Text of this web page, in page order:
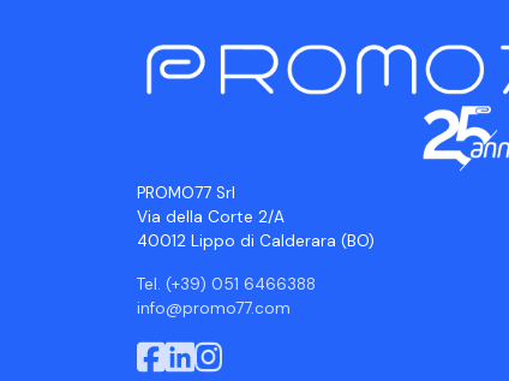
PROMO77 Srl
Via della Corte 2/A
40012 Lippo di Calderara (BO)
Tel. (+39) 051 6466388
info@promo77.com